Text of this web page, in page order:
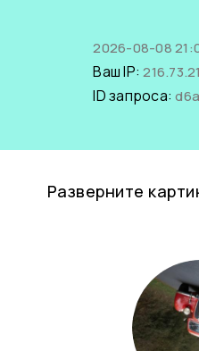
2026-08-08
Ваш IP:
ID запроса:
Разверните